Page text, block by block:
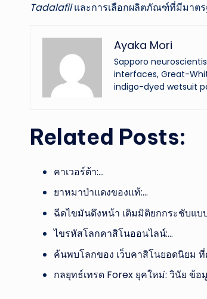
Tadalafilและการเลือกผลิตภัณฑ์ที่มีมาตร
Ayaka Mori
Sapporo
interfaces, Great-
indigo-dyed wetsuit
Related Posts:
คาเวอร์ต้า:…
ยาหมาป่าแดงของแท้:…
ฉีดไขมันดึงหน้า เติมมิติยกกระชับแบ
ไขรหัสโลกคาสิโนออนไลน์:…
ค้นพบโลกของ เว็บคาสิโนยอดนิยม ที่
กลยุทธ์เทรด Forex ยุคใหม่: วินัย ข้อ